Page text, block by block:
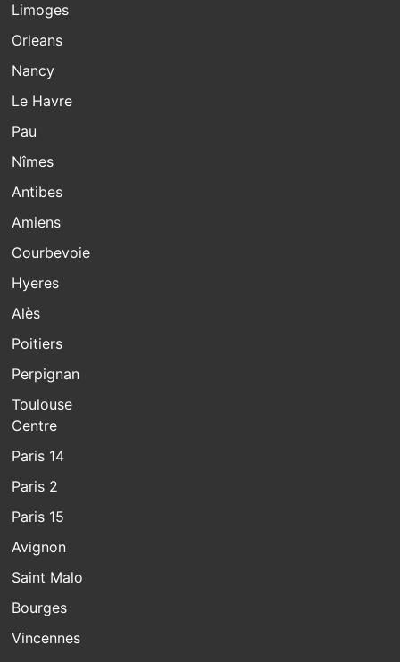
Limoges
Orleans
Nancy
Le Havre
Pau
Nîmes
Antibes
Amiens
Courbevoie
Hyeres
Alès
Poitiers
Perpignan
Toulouse
Centre
Paris 14
Paris 2
Paris 15
Avignon
Saint Malo
Bourges
Vincennes